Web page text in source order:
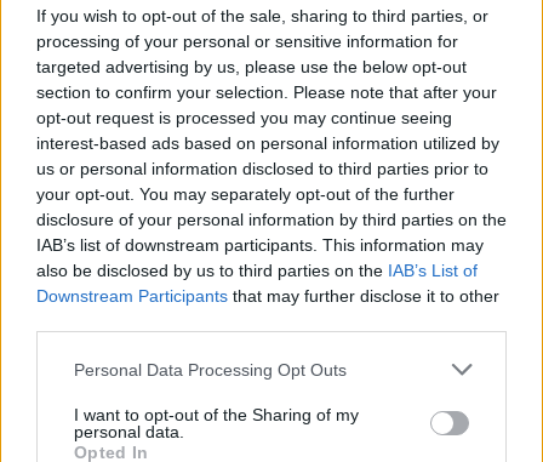
If you wish to opt-out of the sale, sharing to third parties, or
processing of your personal or sensitive information for
targeted advertising by us, please use the below opt-out
section to confirm your selection. Please note that after your
opt-out request is processed you may continue seeing
interest-based ads based on personal information utilized by
us or personal information disclosed to third parties prior to
your opt-out. You may separately opt-out of the further
disclosure of your personal information by third parties on the
IAB’s list of downstream participants. This information may
also be disclosed by us to third parties on the IAB’s List of
Downstream Participants that may further disclose it to other
Please note that this website/app uses one or more Google
not limited to your visit or usage behaviour. You may click to
grant or deny consent to Google and its third-party tags to
Personal Data Processing Opt Outs
I want to opt-out of the Sharing of my
personal data.
Opted In